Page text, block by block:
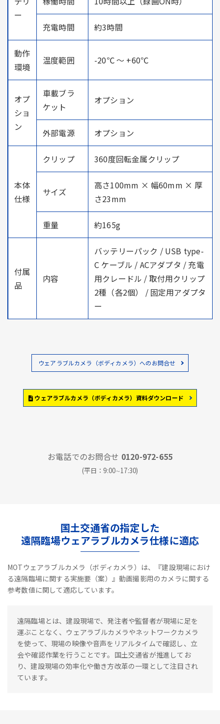
ー
充電時間 約3時間
動作
環境
温度範囲 -20℃ ～ +60℃
オプ
ショ
ン
車載ブラ
ケット
オプション
外部電源 オプション
本体
仕様
クリップ 360度回転金属クリップ
サイズ
高さ100mm × 幅60mm × 厚
さ23mm
重量 約165g
付属
品
内容
バッテリーパック / USB type-
C ケーブル / ACアダプタ / 充電
用クレードル / 取付用クリップ
2種（各2個） / 固定用アダプタ
ー
ウェアラブルカメラ（ボディカメラ）へのお問合せ
ウェアラブルカメラ（ボディカメラ）資料ダウンロード
お電話でのお問合せ 0120-972-655
(平日：9:00∼17:30)
国土交通省の指定した
遠隔臨場ウェアラブルカメラ仕様に適応
MOTウェアラブルカメラ（ボディカメラ）は、『建設現場におけ
る遠隔臨場に関する実施要（案）』動画撮影用のカメラに関する
参考数値に関して適応しています。
遠隔臨場とは、建設現場で、発注者や監督者が現場に足を
運ぶことなく、ウェアラブルカメラやネットワークカメラ
を使って、現場の映像や音声をリアルタイムで確認し、立
会や確認作業を行うことです。国土交通省が推進してお
り、建設現場の効率化や働き方改革の一環として注目され
ています。